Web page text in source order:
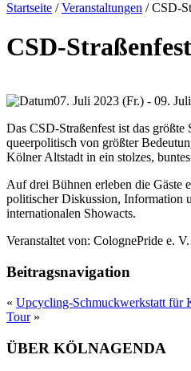
Startseite /Veranstaltungen /CSD-
CSD-Straßenfest
07. Juli 2023 (Fr.) - 09.
Das CSD-Straßenfest ist das größte
queerpolitisch von größter
Kölner Altstadt in ein stolzes,
Auf drei Bühnen erleben die Gäste
politischer Diskussion, Information
internationalen Showacts.
Veranstaltet von: ColognePride e. V.
Beitragsnavigation
« Upcycling-Schmuckwerkstatt für
Tour»
ÜBER KÖLNAGENDA